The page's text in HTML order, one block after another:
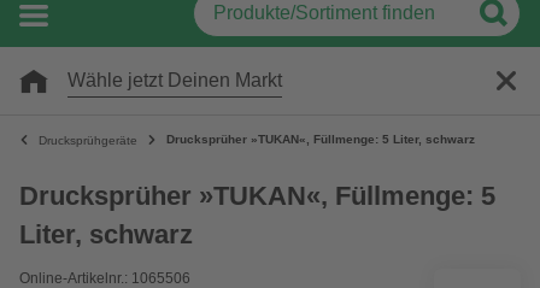
Wähle jetzt Deinen Markt
Drucksprühgeräte Drucksprüher »TUKAN«, Füllmenge: 5 Liter, schwarz
Drucksprüher »TUKAN«, Füllmenge: 5
Liter, schwarz
Online-Artikelnr.: 1065506